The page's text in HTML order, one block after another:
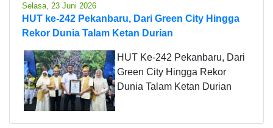
Selasa, 23 Juni 2026
HUT ke-242 Pekanbaru, Dari Green City Hingga
Rekor Dunia Talam Ketan Durian
HUT Ke-242 Pekanbaru, Dari
Green City Hingga Rekor
Dunia Talam Ketan Durian